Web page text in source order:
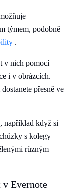
týmem, podobně
.
v nich pomocí
i v obrázcích.
přesně ve
například když si
s kolegy
různým
v Evernote